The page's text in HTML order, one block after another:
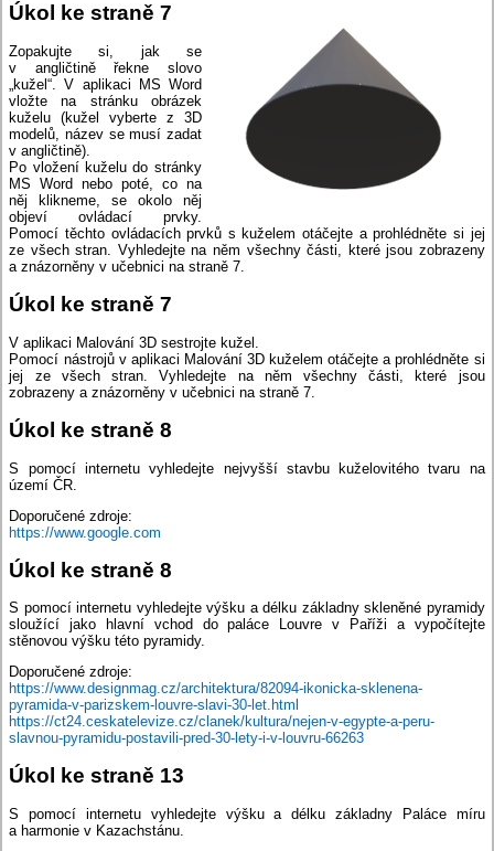
Úkol ke straně 7
Zopakujte si, jak se
v angličtině řekne slovo
„kužel“. V aplikaci MS Word
vložte na stránku obrázek
kuželu (kužel vyberte z 3D
modelů, název se musí zadat
v angličtině).
Po vložení kuželu do stránky
MS Word nebo poté, co na
něj klikneme, se okolo něj
objeví ovládací prvky.
Pomocí těchto ovládacích prvků s kuželem otáčejte a prohlédněte si jej
ze všech stran. Vyhledejte na něm všechny části, které jsou zobrazeny
a znázorněny v učebnici na straně 7.
Úkol ke straně 7
V aplikaci Malování 3D sestrojte kužel.
Pomocí nástrojů v aplikaci Malování 3D kuželem otáčejte a prohlédněte si
jej ze všech stran. Vyhledejte na něm všechny části, které jsou
zobrazeny a znázorněny v učebnici na straně 7.
Úkol ke straně 8
S pomocí internetu vyhledejte nejvyšší stavbu kuželovitého tvaru na
území ČR.
Doporučené zdroje:
https://www.google.com
Úkol ke straně 8
S pomocí internetu vyhledejte výšku a délku základny skleněné pyramidy
sloužící jako hlavní vchod do paláce Louvre v Paříži a vypočítejte
stěnovou výšku této pyramidy.
Doporučené zdroje:
https://www.designmag.cz/architektura/82094-ikonicka-sklenena-
pyramida-v-parizskem-louvre-slavi-30-let.html
https://ct24.ceskatelevize.cz/clanek/kultura/nejen-v-egypte-a-peru-
slavnou-pyramidu-postavili-pred-30-lety-i-v-louvru-66263
Úkol ke straně 13
S pomocí internetu vyhledejte výšku a délku základny Paláce míru
a harmonie v Kazachstánu.